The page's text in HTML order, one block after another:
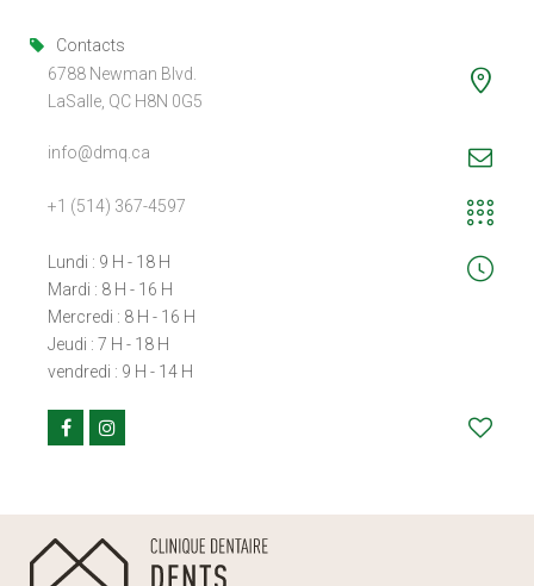
Contacts
6788 Newman Blvd.
LaSalle, QC H8N 0G5
info@dmq.ca
+1 (514) 367-4597
Lundi : 9 H - 18 H
Mardi : 8 H - 16 H
Mercredi : 8 H - 16 H
Jeudi : 7 H - 18 H
vendredi : 9 H - 14 H